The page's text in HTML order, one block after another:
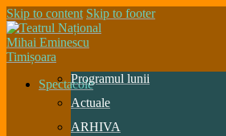
Skip to content Skip to footer
SpectacoleProgramul lunii
Actuale
ARHIVA